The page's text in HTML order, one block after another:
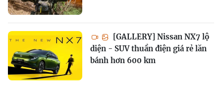
[GALLERY] Nissan NX7 lộ
diện - SUV thuần điện giá rẻ lăn
bánh hơn 600 km